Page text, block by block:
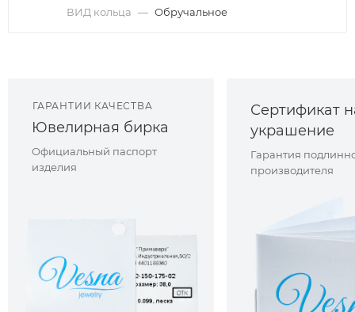
ВИД кольца — Обручальное
ГАРАНТИИ КАЧЕСТВА
Ювелирная бирка
Официальный паспорт
изделия
Сертификат
украшение
Гарантия
производителя